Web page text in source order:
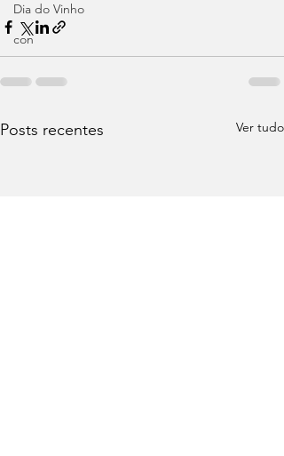
Dia do Vinho
con
Posts recentes Ver tudo